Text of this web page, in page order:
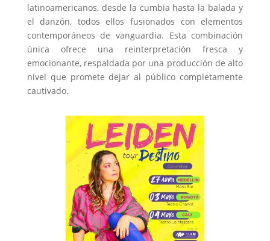
latinoamericanos, desde la cumbia hasta la balada y
el danzón, todos ellos fusionados con elementos
contemporáneos de vanguardia. Esta combinación
única ofrece una reinterpretación fresca y
emocionante, respaldada por una producción de alto
nivel que promete dejar al público completamente
cautivado.